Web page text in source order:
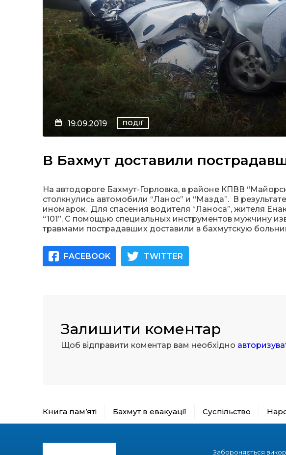
19.09.2019 ПОДІЇ
В Бахмут доставили
На автодороге Бахмут-Горловка, в районе КПВВ
столкнулись автомобили “Ланос” и “Мазда”. В
иномарок. Для спасения водителя “Ланоса”, жителя
“101”. С помощью специальных инструментов мужчину
травмами пострадавших доставили в бахмутскую
FACEBOOK TWITTER
Залишити коментар
Щоб відправити коментар вам необхідно
Книга пам’яті Бахмут в евакуації Суспільство
Забороняється